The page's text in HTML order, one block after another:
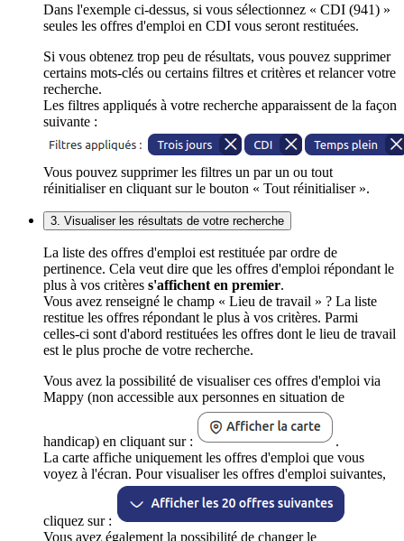
Dans l'exemple ci-dessus, si vous sélectionnez « CDI (941) »
seules les offres d'emploi en CDI vous seront restituées.
Si vous obtenez trop peu de résultats, vous pouvez supprimer
certains mots-clés ou certains filtres et critères et relancer votre
recherche.
Les filtres appliqués à votre recherche apparaissent de la façon
suivante :
Vous pouvez supprimer les filtres un par un ou tout
réinitialiser en cliquant sur le bouton « Tout réinitialiser ».
3. Visualiser les résultats de votre recherche
La liste des offres d'emploi est restituée par ordre de
pertinence. Cela veut dire que les offres d'emploi répondant le
plus à vos critères s'affichent en premier.
Vous avez renseigné le champ « Lieu de travail » ? La liste
restitue les offres répondant le plus à vos critères. Parmi
celles-ci sont d'abord restituées les offres dont le lieu de travail
est le plus proche de votre recherche.
Vous avez la possibilité de visualiser ces offres d'emploi via
Mappy (non accessible aux personnes en situation de
handicap) en cliquant sur :
.
La carte affiche uniquement les offres d'emploi que vous
voyez à l'écran. Pour visualiser les offres d'emploi suivantes,
cliquez sur :
Vous avez également la possibilité de changer le